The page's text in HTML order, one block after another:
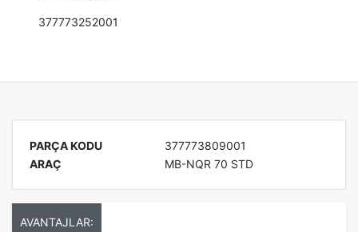
377773252001
PARÇA KODU
377773809001
ARAÇ
MB-NQR 70 STD
AVANTAJLAR: